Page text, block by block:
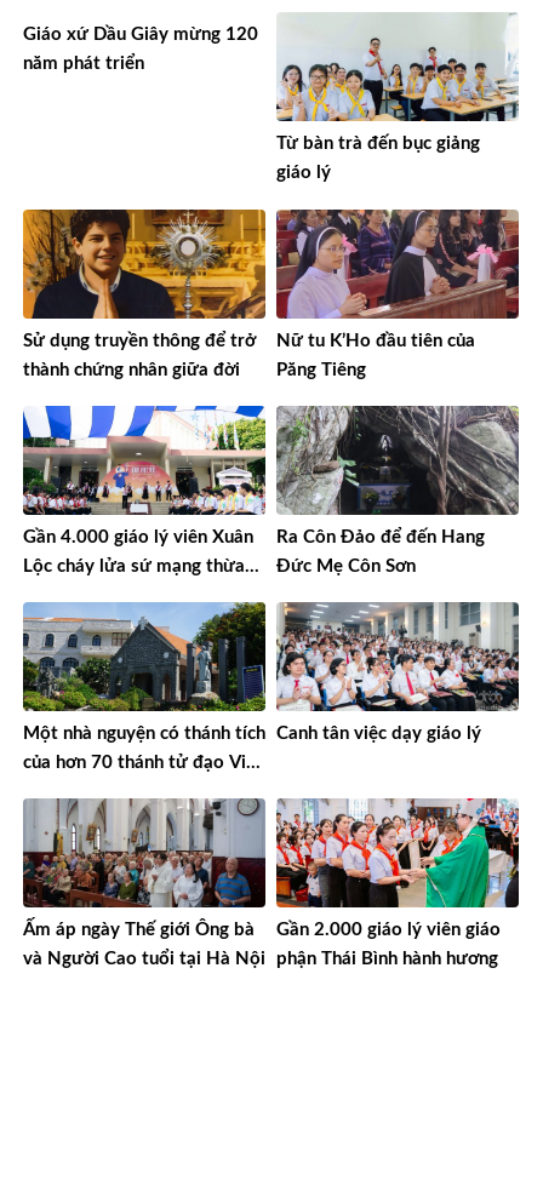
Giáo xứ Dầu Giây mừng 120
năm phát triển
Từ bàn trà đến bục giảng
giáo lý
Sử dụng truyền thông để trở
thành chứng nhân giữa đời
Nữ tu K’Ho đầu tiên của
Păng Tiêng
Gần 4.000 giáo lý viên Xuân
Lộc cháy lửa sứ mạng thừa
Ra Côn Đảo để đến Hang
Đức Mẹ Côn Sơn
Một nhà nguyện có thánh tích
của hơn 70 thánh tử đạo Việt
Canh tân việc dạy giáo lý
Ấm áp ngày Thế giới Ông bà
và Người Cao tuổi tại Hà Nội
Gần 2.000 giáo lý viên giáo
phận Thái Bình hành hương